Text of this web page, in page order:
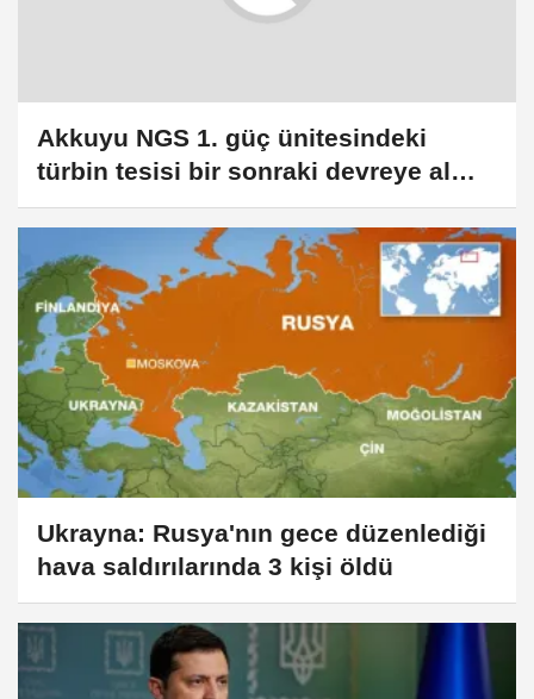
Akkuyu NGS 1. güç ünitesindeki
türbin tesisi bir sonraki devreye alma
aşamasına hazır
Ukrayna: Rusya'nın gece düzenlediği
hava saldırılarında 3 kişi öldü